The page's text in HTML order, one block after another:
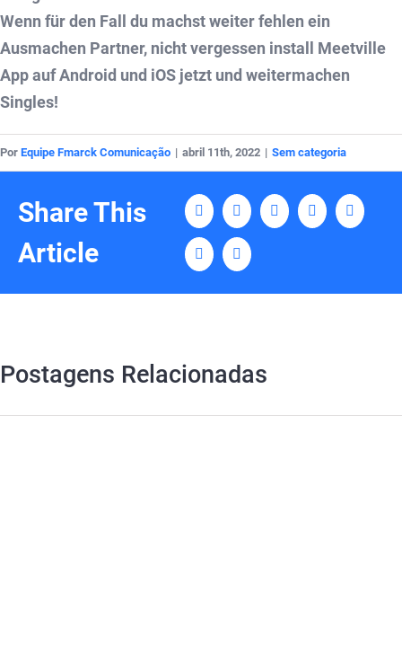
Wenn für den Fall du machst weiter fehlen ein
Ausmachen Partner, nicht vergessen install Meetville
App auf Android und iOS jetzt und weitermachen
Singles!
Por Equipe Fmarck Comunicação | abril 11th, 2022 | Sem categoria
Share This
Article
FacebookTwitter LinkedInTumblr Pinterest
Vk Email
Postagens Relacionadas